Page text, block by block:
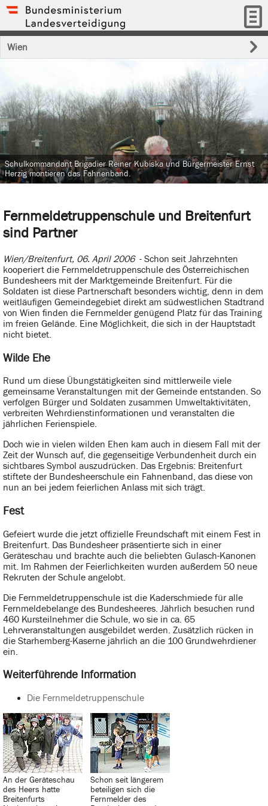
Wien
Fernmeldetruppenschule und Breitenfurt
sind Partner
Wien/Breitenfurt, 06. April 2006 - Schon seit Jahrzehnten
kooperiert die Fernmeldetruppenschule des Österreichischen
Bundesheers mit der Marktgemeinde Breitenfurt. Für die
Soldaten ist diese Partnerschaft besonders wichtig, denn in dem
weitläufigen Gemeindegebiet direkt am südwestlichen Stadtrand
von Wien finden die Fernmelder genügend Platz für das Training
im freien Gelände. Eine Möglichkeit, die sich in der Hauptstadt
nicht bietet.
Wilde Ehe
Rund um diese Übungstätigkeiten sind mittlerweile viele
gemeinsame Veranstaltungen mit der Gemeinde entstanden. So
verfolgen Bürger und Soldaten zusammen Umweltaktivitäten,
verbreiten Wehrdienstinformationen und veranstalten die
jährlichen Ferienspiele.
Doch wie in vielen wilden Ehen kam auch in diesem Fall mit der
Zeit der Wunsch auf, die gegenseitige Verbundenheit durch ein
sichtbares Symbol auszudrücken. Das Ergebnis: Breitenfurt
stiftete der Bundesheerschule ein Fahnenband, das diese von
nun an bei jedem feierlichen Anlass mit sich trägt.
Fest
Gefeiert wurde die jetzt offizielle Freundschaft mit einem Fest in
Breitenfurt. Das Bundesheer präsentierte sich in einer
Geräteschau und brachte auch die beliebten Gulasch-Kanonen
mit. Im Rahmen der Feierlichkeiten wurden außerdem 50 neue
Rekruten der Schule angelobt.
Die Fernmeldetruppenschule ist die Kaderschmiede für alle
Fernmeldebelange des Bundesheeres. Jährlich besuchen rund
460 Kursteilnehmer die Schule, wo sie in ca. 65
Lehrveranstaltungen ausgebildet werden. Zusätzlich rücken in
die Starhemberg-Kaserne jährlich an die 100 Grundwehrdiener
ein.
Weiterführende Information
Die Fernmeldetruppenschule
Schulkommandant Brigadier Reiner Kubiska und Bürgermeister Ernst
Herzig montieren das Fahnenband.
An der Geräteschau
des Heers hatte
Breitenfurts
Schon seit längerem
beteiligen sich die
Fernmelder des